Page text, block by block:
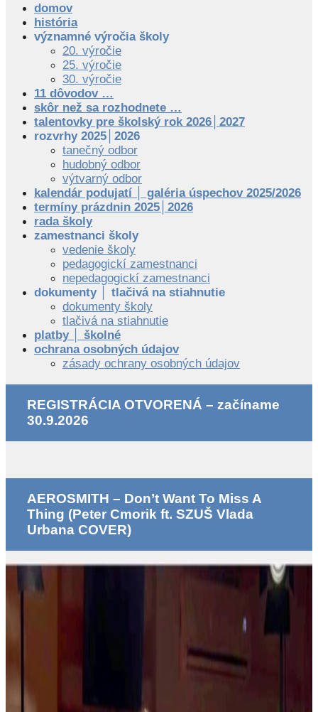
domov
história
významné výročia školy
20. výročie
25. výročie
30. výročie
11 dôvodov …
skôr než sa rozhodnete …
talentovky pre školský rok 2026│2027
rozvrhy 2025│2026
tanečný odbor
hudobný odbor
výtvarný odbor
kalendár podujatí │ galéria úspechov 2025/2026
termíny prázdnin 2025│2026
rada školy
zamestnanci školy
vedenie školy
pedagogickí zamestnanci
nepedagogickí zamestnanci
dokumenty │ tlačivá na stiahnutie
dokumenty školy
tlačivá na stiahnutie
platby │ školné
ochrana osobných údajov
zásady ochrany osobných údajov
REGISTRÁCIA OTVORENÁ – začíname
30.9.2026
AEROSMITH – Don’t Want To Miss A
Thing (Peter Cmorik ft. SZUŠ Vlada
Urbana COVER)